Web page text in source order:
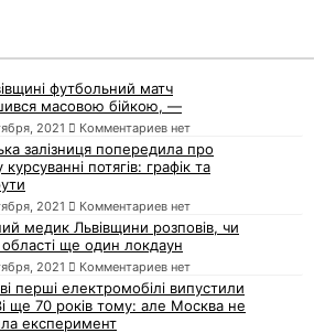
футбольний матч
масовою бійкою, —
2021 Комментариев нет
залізниця попередила про
курсуванні потягів: графік та
2021 Комментариев нет
медик Львівщини розповів, чи
ще один локдаун
2021 Комментариев нет
перші електромобілі випустили
ще 70 років тому: але Москва не
експеримент